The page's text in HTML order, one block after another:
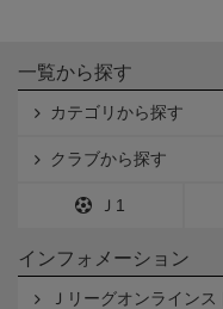
一覧から探す
カテゴリから探す
クラブから探す
Ｊ1
インフォメーション
Ｊリーグオンラインス